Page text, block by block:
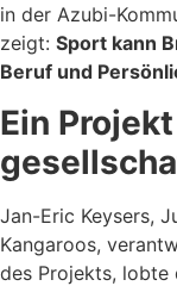
in der Azubi-
zeigt: Sport kann
Beruf und
Ein
Jan-Eric Keysers,
Kangaroos,
des Projekts, lobte